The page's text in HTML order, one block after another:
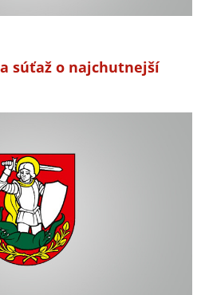
súťaž o najchutnejší